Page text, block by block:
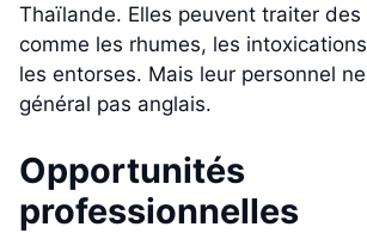
Thaïlande. Elles peuvent traiter des
comme les rhumes, les
les entorses. Mais leur personnel
général pas anglais.
Opportunités
professionnelles